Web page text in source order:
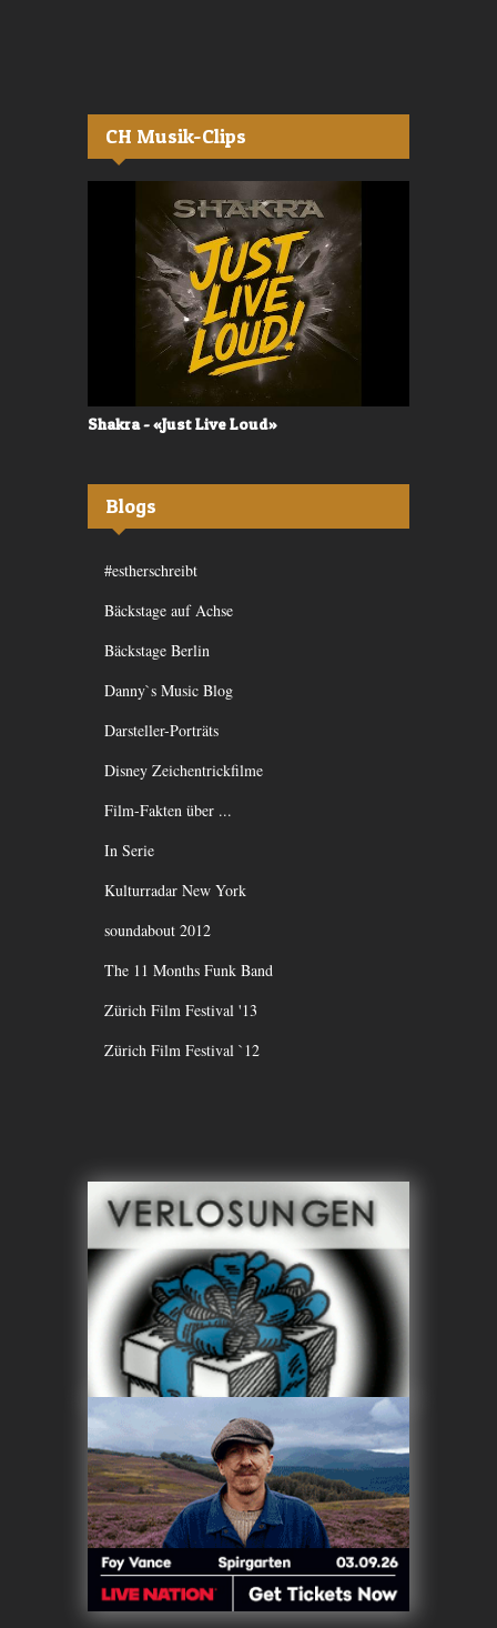
CH Musik-Clips
Shakra - «Just Live Loud»
Blogs
#estherschreibt
Bäckstage auf Achse
Bäckstage Berlin
Danny`s Music Blog
Darsteller-Porträts
Disney Zeichentrickfilme
Film-Fakten über ...
In Serie
Kulturradar New York
soundabout 2012
The 11 Months Funk Band
Zürich Film Festival '13
Zürich Film Festival `12